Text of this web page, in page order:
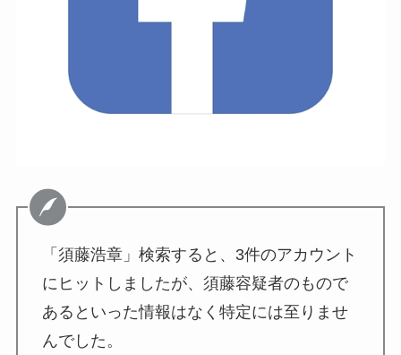
「須藤浩章」検索すると、3件のアカウント
にヒットしましたが、須藤容疑者のもので
あるといった情報はなく特定には至りませ
んでした。